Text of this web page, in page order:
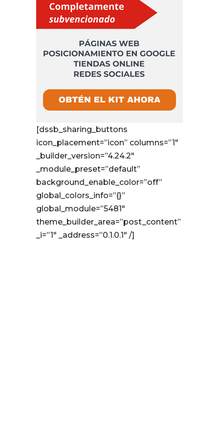
[dssb_sharing_buttons
icon_placement=”icon” columns=”1″
_builder_version=”4.24.2″
_module_preset=”default”
background_enable_color=”off”
global_colors_info=”{}”
global_module=”5481″
theme_builder_area=”post_content”
_i=”1″ _address=”0.1.0.1″ /]